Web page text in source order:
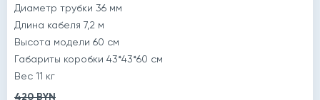
Диаметр трубки 36 мм
Длина кабеля 7,2 м
Высота модели 60 см
Габариты коробки 43*43*60 см
Вес 11 кг
420 BYN